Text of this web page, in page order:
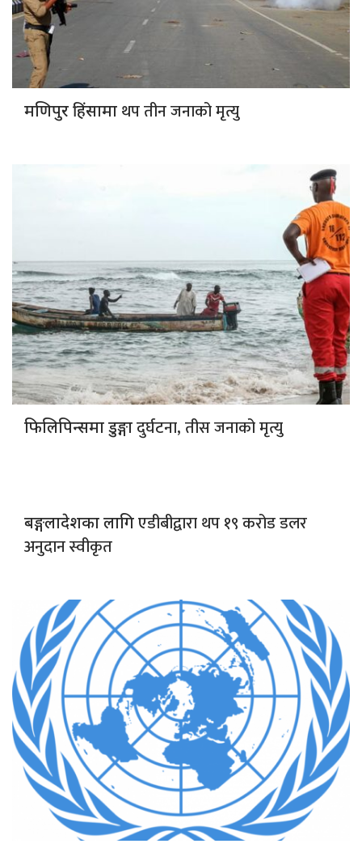
मणिपुर हिंसामा थप तीन जनाको मृत्यु
फिलिपिन्समा डुङ्गादुर्घटना, तीस जनाको मृत्यु
बङ्गलादेशका लागिएडीबीद्वारा थप १९ करोड डलर
अनुदान स्वीकृत